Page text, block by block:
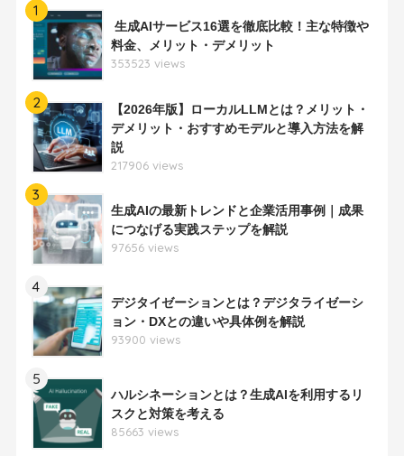
1
生成AIサービス16選を徹底比較！主な特徴や
料金、メリット・デメリット
353523 views
2
【2026年版】ローカルLLMとは？メリット・
デメリット・おすすめモデルと導入方法を解
説
217906 views
3
生成AIの最新トレンドと企業活用事例｜成果
につなげる実践ステップを解説
97656 views
4
デジタイゼーションとは？デジタライゼーシ
ョン・DXとの違いや具体例を解説
93900 views
5
ハルシネーションとは？生成AIを利用するリ
スクと対策を考える
85663 views